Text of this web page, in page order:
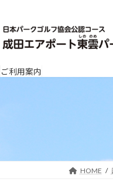
テ
ン
へ
ゲ
ー
ョ
ご利用案内
HOME